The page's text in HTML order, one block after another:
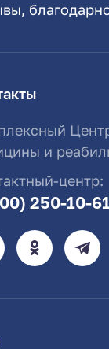
и
центр:
250-10-